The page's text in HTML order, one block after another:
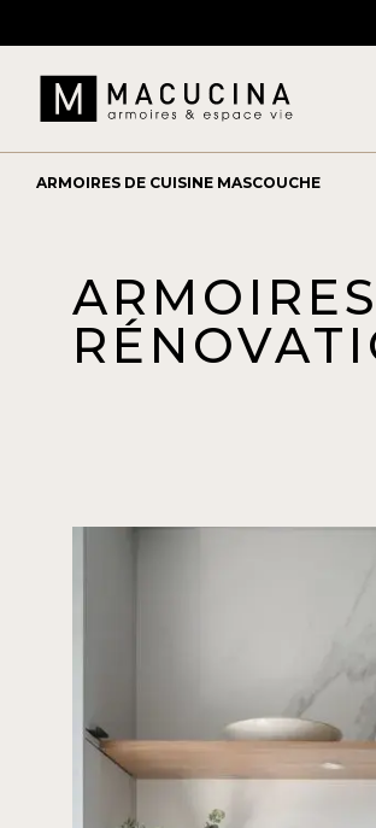
ARMOIRES DE CUISINE MASCOUCHE